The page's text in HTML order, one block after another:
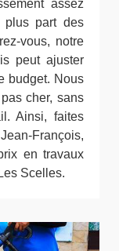
assez
plus part des
vous, notre
peut ajuster
budget. Nous
cher, sans
Ainsi, faites
François,
en travaux
Scelles.